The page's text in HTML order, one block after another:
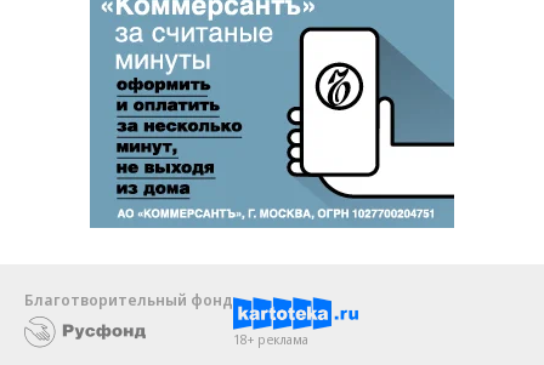
Благотворительный фонд
18+ реклама